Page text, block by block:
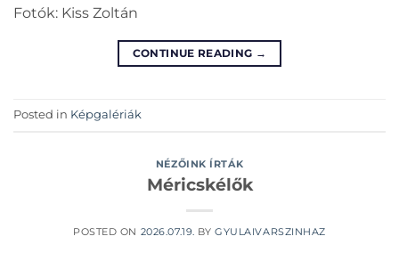
Fotók: Kiss Zoltán
CONTINUE READING →
Posted in Képgalériák
NÉZŐINK ÍRTÁK
Méricskélők
POSTED ON 2026.07.19. BYGYULAIVARSZINHAZ